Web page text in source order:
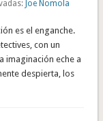
Joe Nomola
es el enganche.
con un
imaginación eche a
despierta, los